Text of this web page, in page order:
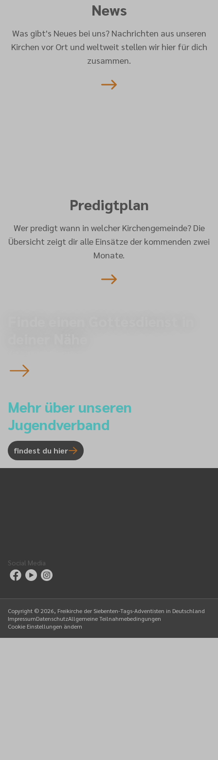
News
Was gibt's Neues bei uns? Nachrichten aus unseren
Kirchen vor Ort und weltweit stellen wir hier für dich
zusammen.
Predigtplan
Wer predigt wann in welcher Kirchengemeinde? Die
Übersicht zeigt dir alle Einsätze der kommenden zwei
Monate.
Mehr über unseren
Jugendverband
findest du hier
Social Media
Copyright © 2026, Freikirche der Siebenten-Tags-Adventisten in Deutschland
ImpressumDatenschutzAllgemeine Teilnahmebedingungen
Cookie Einstellungen ändern